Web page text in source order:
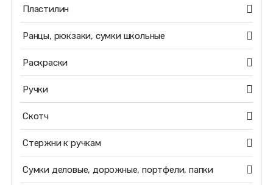
Пластилин
Ранцы, рюкзаки, сумки школьные
Раскраски
Ручки
Скотч
Стержни к ручкам
Сумки деловые, дорожные, портфели, папки